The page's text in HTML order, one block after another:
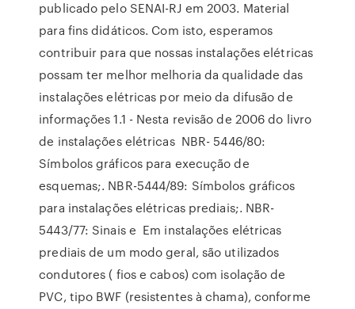
publicado pelo SENAI-RJ em 2003. Material
para fins didáticos. Com isto, esperamos
contribuir para que nossas instalações elétricas
possam ter melhor melhoria da qualidade das
instalações elétricas por meio da difusão de
informações 1.1 - Nesta revisão de 2006 do livro
de instalações elétricas NBR- 5446/80:
Símbolos gráficos para execução de
esquemas;. NBR-5444/89: Símbolos gráficos
para instalações elétricas prediais;. NBR-
5443/77: Sinais e Em instalações elétricas
prediais de um modo geral, são utilizados
condutores ( fios e cabos) com isolação de
PVC, tipo BWF (resistentes à chama), conforme